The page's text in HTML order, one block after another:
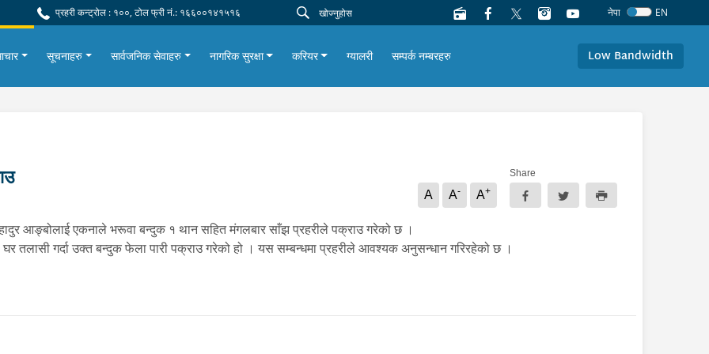
प्रहरी कन्ट्रोल : १००, टोल फ्री नं.: १६६००१४१५१६ नेपा EN
सूचनाहरु सार्वजनिक सेवाहरु नागरिक सुरक्षा करियर ग्यालरी सम्पर्क नम्बरहरु Low Bandwidth
A A- A+
Share
आङ्बोलाई एकनाले भरूवा बन्दुक १ थान सहित मंगलबार साँझ प्रहरीले पक्राउ गरेको छ ।
घर तलासी गर्दा उक्त बन्दुक फेला पारी पक्राउ गरेको हो । यस सम्बन्धमा प्रहरीले आवश्यक अनुसन्धान गरिरहेको छ ।